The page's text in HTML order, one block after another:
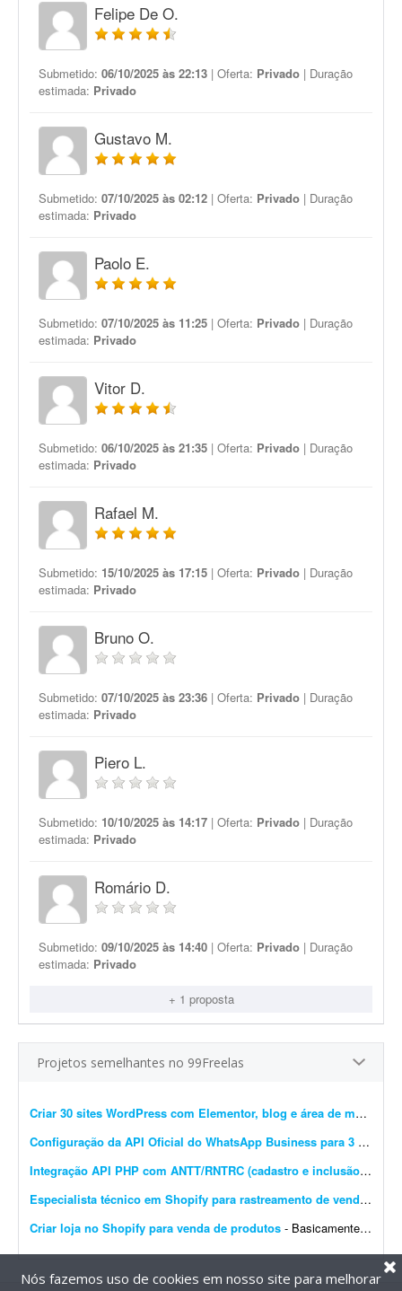
Felipe De O.
Submetido: 06/10/2025 às 22:13 | Oferta: Privado | Duração
estimada: Privado
Gustavo M.
Submetido: 07/10/2025 às 02:12 | Oferta: Privado | Duração
estimada: Privado
Paolo E.
Submetido: 07/10/2025 às 11:25 | Oferta: Privado | Duração
estimada: Privado
Vitor D.
Submetido: 06/10/2025 às 21:35 | Oferta: Privado | Duração
estimada: Privado
Rafael M.
Submetido: 15/10/2025 às 17:15 | Oferta: Privado | Duração
estimada: Privado
Bruno O.
Submetido: 07/10/2025 às 23:36 | Oferta: Privado | Duração
estimada: Privado
Piero L.
Submetido: 10/10/2025 às 14:17 | Oferta: Privado | Duração
estimada: Privado
Romário D.
Submetido: 09/10/2025 às 14:40 | Oferta: Privado | Duração
estimada: Privado
+ 1 proposta
Projetos semelhantes no 99Freelas
Criar 30 sites WordPress com Elementor, blog e área de membros
Configuração da API Oficial do WhatsApp Business para 3 instâncias
Integração API PHP com ANTT/RNTRC (cadastro e inclusão)
-
Especialista técnico em Shopify para rastreamento de vendas e Meta Pixel
Criar loja no Shopify para venda de produtos - Basicamente, quero que o site seja construído do zero e configurado no Shopify para venda de produtos. O carrinho de compras deve ter upsell. O produto deve ser configurado com variantes: a...
Nós fazemos uso de cookies em nosso site para melhorar